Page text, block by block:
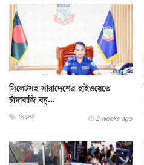
সিলেটসহ সারাদেশের হাইওয়েতে
চাঁদাবাজি বন্...
সিলেট 2 weeks ago